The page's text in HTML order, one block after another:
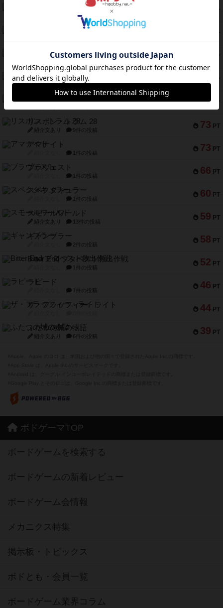
PT
ファースト・イン・フライト
3件の投稿
PT
モズビ－ズ・レイダ－ズ
PT
テンプテーション
PT
インドネシア
紹介文あり 2件の投稿
75 PT
73 PT
リスボン・トラム 28
紹介文あり 9件の投稿
73 PT
アマナイト
1件の投稿
66 PT
ブラヴェスト
1件の投稿
60 PT
スペクタキュラー
1件の投稿
59 PT
スモールワールド
紹介文あり 13件の投稿
58 PT
ギャンブラー
2件の投稿
52 PT
Bitter End ブタペスト救出作戦
1件の投稿
46 PT
ラピード
1件の投稿
44 PT
ザ・フラッフィー・ライト
39 PT
ふたつの城の物語
紹介文あり 6件の投稿
ボドゲーマTOP
ボードゲームを検索する
ボードゲームの新着レビュー
ボードゲーム会情報
メカニクス特集
掲示板・トピックス
ボドとも・会員一覧
ボードゲーム業界コラム